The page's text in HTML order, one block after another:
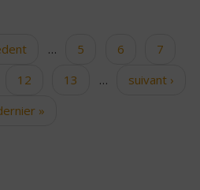
… 5 6
7
12 13 …
suivant ›
»